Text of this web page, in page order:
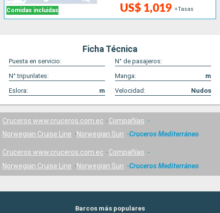
Comidas incluidas US$ 1,019 +Tasas
Ficha Técnica
Puesta en servicio:
N° de pasajeros:
N° tripunlates:
Manga:
m
Eslora:
m Velocidad: Nudos
Cruceros www.cruceros.com.ec
Compañías
Norwegian Cruise Line
Norwegian Sun Cruceros Mediterráneo
Cruceros www.cruceros.com.ec
Compañías
Norwegian Cruise Line
Norwegian Sun Cruceros Mediterráneo
Barcos más populares